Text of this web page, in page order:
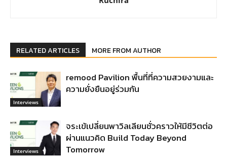
RELATED ARTICLES MORE FROM AUTHOR
Interviews
remood Pavilion พื้นที่ที่ความสวยงามและ
ความยั่งยืนอยู่ร่วมกัน
Interviews
จระเข้เปลี่ยนพาวิลเลียนชั่วคราวให้มีชีวิตต่อ
ผ่านแนวคิด Build Today Beyond
Tomorrow